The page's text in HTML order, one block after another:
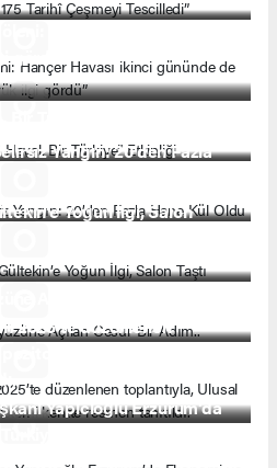
gördü”
Yangın: 20’den Fazla
Yoğun İlgi, Salon
2025’te düzenlenen
Yapıcıoğlu Erzurum’da